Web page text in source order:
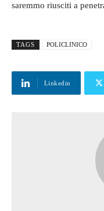
saremmo riusciti a
TAGS POLICLINICO
Linkedin